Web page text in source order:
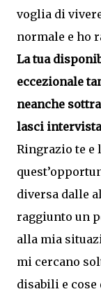
voglia di
normale e ho
La tua
eccezionale
neanche
lasci
Ringrazio te e
diversa dalle
raggiunto un
alla mia
mi cercano
disabili e cose